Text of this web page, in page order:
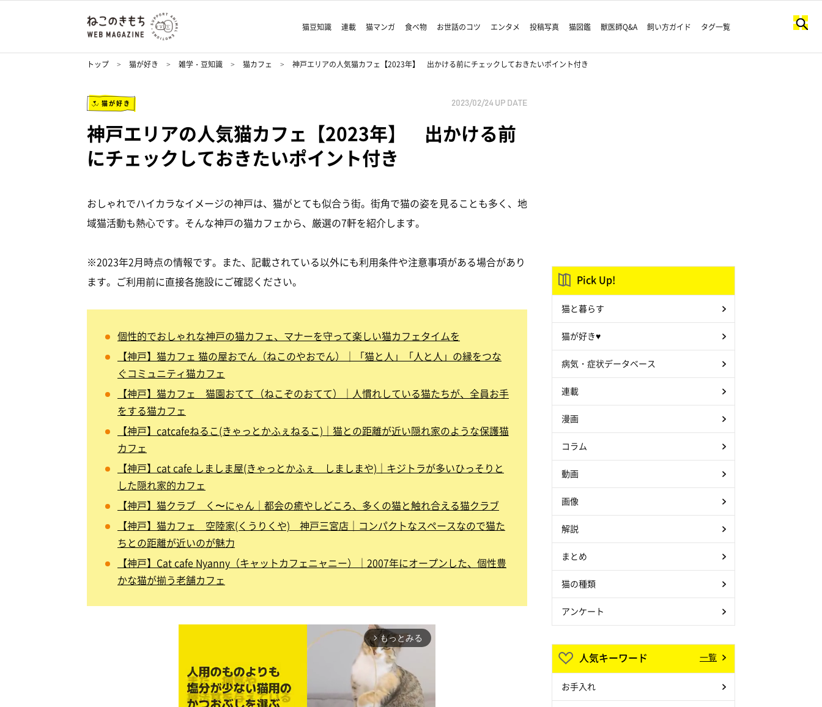
猫豆知識 連載 猫マンガ 食べ物 お世話のコツ エンタメ 投稿写真 猫図鑑 獣医師Q&A 飼い方ガイド タグ一覧
トップ 猫が好き 雑学・豆知識 猫カフェ 神戸エリアの人気猫カフェ【2023年】 出かける前にチェックしておきたいポイント付き
猫が好き 2023/02/24 UP DATE
神戸エリアの人気猫カフェ【2023年】 出かける前
にチェックしておきたいポイント付き
おしゃれでハイカラなイメージの神戸は、猫がとても似合う街。街角で猫の姿を見ることも多く、地
域猫活動も熱心です。そんな神戸の猫カフェから、厳選の7軒を紹介します。
※2023年2月時点の情報です。また、記載されている以外にも利用条件や注意事項がある場合があり
ます。ご利用前に直接各施設にご確認ください。
個性的でおしゃれな神戸の猫カフェ、マナーを守って楽しい猫カフェタイムを
【神戸】猫カフェ 猫の屋おでん（ねこのやおでん）｜「猫と人」「人と人」の縁をつな
ぐコミュニティ猫カフェ
【神戸】猫カフェ 猫園おてて（ねこぞのおてて）｜人慣れしている猫たちが、全員お手
をする猫カフェ
【神戸】catcafeねるこ(きゃっとかふぇねるこ)｜猫との距離が近い隠れ家のような保護猫
カフェ
【神戸】cat cafe しましま屋(きゃっとかふぇ しましまや)｜キジトラが多いひっそりと
した隠れ家的カフェ
【神戸】猫クラブ く〜にゃん｜都会の癒やしどころ、多くの猫と触れ合える猫クラブ
【神戸】猫カフェ 空陸家(くうりくや) 神戸三宮店｜コンパクトなスペースなので猫た
ちとの距離が近いのが魅力
【神戸】Cat cafe Nyanny（キャットカフェニャニー）｜2007年にオープンした、個性豊
かな猫が揃う老舗カフェ
arrow_forward_ios もっとみる
Pick Up!
猫と暮らす
猫が好き♥
病気・症状データベース
連載
漫画
コラム
動画
画像
解説
まとめ
猫の種類
アンケート
人気キーワード 一覧
お手入れ